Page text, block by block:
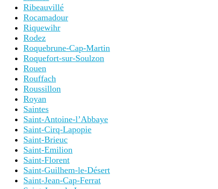
Ribeauvillé
Rocamadour
Riquewihr
Rodez
Roquebrune-Cap-Martin
Roquefort-sur-Soulzon
Rouen
Rouffach
Roussillon
Royan
Saintes
Saint-Antoine-l’Abbaye
Saint-Cirq-Lapopie
Saint-Brieuc
Saint-Emilion
Saint-Florent
Saint-Guilhem-le-Désert
Saint-Jean-Cap-Ferrat